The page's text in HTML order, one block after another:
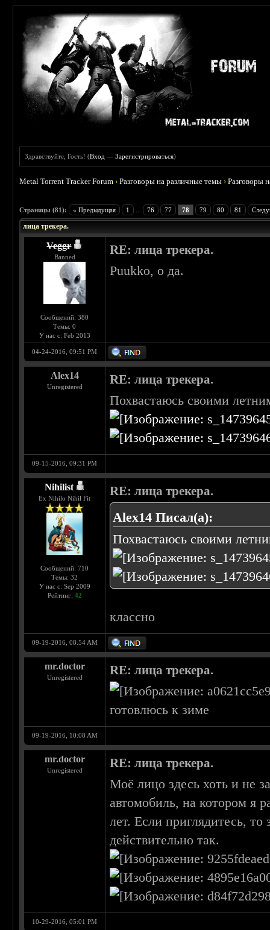
Здравствуйте, Гость! (Вход —Зарегистрироваться)
Metal Torrent Tracker Forum ›Разговоры на различные темы ›Разговоры
Страницы (81): « Предыдущая 1 76 77 78 79 80 81
лица трекера.
Veggr
Banned
Сообщений: 380
Темы: 0
У нас с: Feb 2013
RE: лица трекера.
Puukko, о да.
04-24-2016, 09:51 PM
Alex14
Unregistered
RE: лица трекера.
Похвастаюсь своими
09-15-2016, 09:31 PM
Nihilist
Ex Nihilo Nihil Fit
Сообщений: 710
Темы: 32
У нас с: Sep 2009
Рейтинг: 42
RE: лица трекера.
Alex14 Писал(а):
Похвастаюсь своими
классно
09-19-2016, 08:54 AM
mr.doctor
Unregistered
RE: лица трекера.
готовлюсь к зиме
09-19-2016, 10:08 AM
mr.doctor
Unregistered
RE: лица трекера.
Моё лицо здесь хоть и не
автомобиль, на котором я
лет. Если приглядитесь,
действительно так.
10-29-2016, 05:01 PM